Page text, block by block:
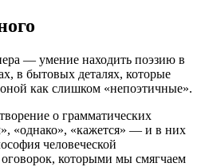
— умение находить поэзию в
в бытовых деталях, которые
как слишком «непоэтичные».
о грамматических
«однако», «кажется» — и в них
человеческой
которыми мы смягчаем